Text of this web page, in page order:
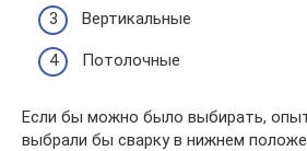
Вертикальные
Потолочные
Если бы можно было выбирать,
выбрали бы сварку в нижнем